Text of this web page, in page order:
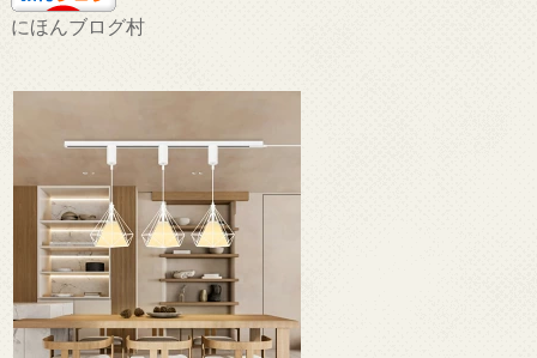
にほんブログ村